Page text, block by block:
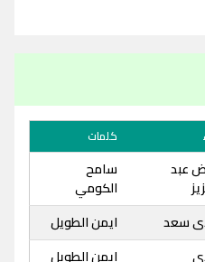
كلمات
عبد
سامح
الكومي
سعد
ايمن الطويل
ايمن الطويل